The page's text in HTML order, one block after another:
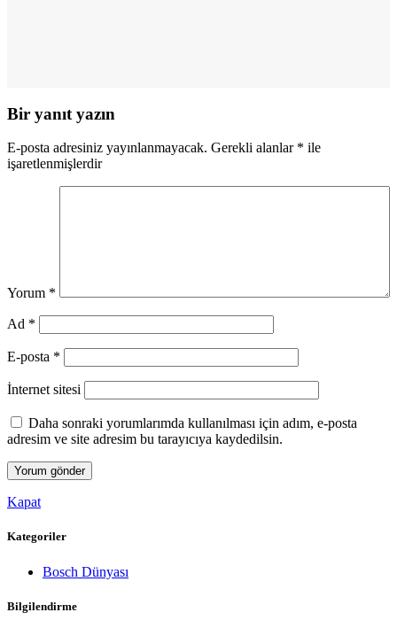
Bir yanıt yazın
E-posta adresiniz yayınlanmayacak. Gerekli alanlar * ile
işaretlenmişlerdir
Yorum *
Ad *
E-posta *
İnternet sitesi
Daha sonraki yorumlarımda kullanılması için adım, e-posta
adresim ve site adresim bu tarayıcıya kaydedilsin.
Kapat
Kategoriler
Bosch Dünyası
Bilgilendirme